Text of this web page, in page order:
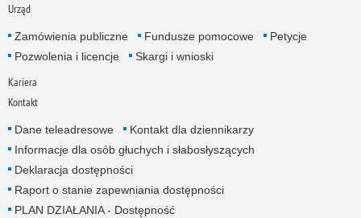
Urząd
Zamówienia publiczne Fundusze pomocowe
Petycje
Pozwolenia i licencje
Skargi i wnioski
Kariera
Kontakt
Dane teleadresowe
Kontakt dla dziennikarzy
Informacje dla osób głuchych i słabosłyszących
Deklaracja dostępności
Raport o stanie zapewniania dostępności
PLAN DZIAŁANIA - Dostępność